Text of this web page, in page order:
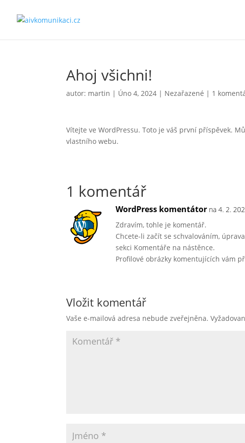
Ahoj všichni!
autor: martin | Úno 4, 2024 | Nezařazené | 1
Vítejte ve WordPressu. Toto je váš první příspěvek.
vlastního webu.
1 komentář
WordPress komentátor na 4. 2.
Zdravím, tohle je komentář.
Chcete-li začít se schvalováním,
sekci Komentáře na nástěnce.
Profilové obrázky komentujících vám
Vložit komentář
Vaše e-mailová adresa nebude zveřejněna.